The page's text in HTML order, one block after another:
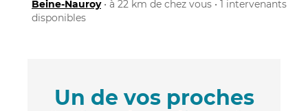
Beine-Nauroy• à 22 km de chez vous • 1 intervenants
disponibles
Un de vos proches